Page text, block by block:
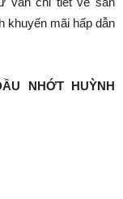
khuyến mãi hấp dẫn
NHỚT HUỲNH